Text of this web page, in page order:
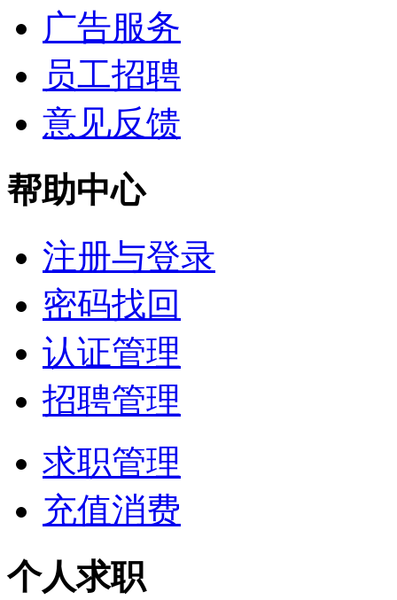
广告服务
员工招聘
意见反馈
帮助中心
注册与登录
密码找回
认证管理
招聘管理
求职管理
充值消费
个人求职